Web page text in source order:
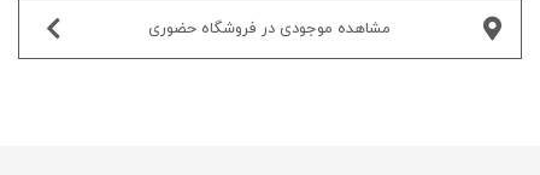
مشاهده موجودی در فروشگاه حضوری‌